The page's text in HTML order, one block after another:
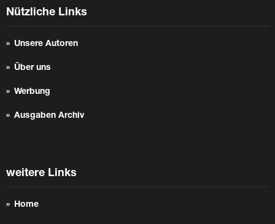
Nützliche Links
Unsere Autoren
Über uns
Werbung
Ausgaben Archiv
weitere Links
Home